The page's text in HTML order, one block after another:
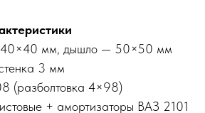
40×40 мм, дышло — 50×50 мм
3 мм
(разболтовка 4×98)
+ амортизаторы ВАЗ 2101